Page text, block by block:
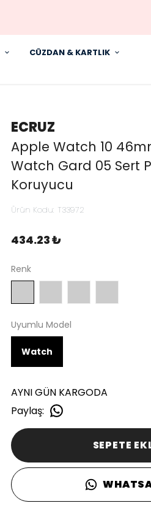
CÜZDAN & KARTLIK
ECRUZ
Apple Watch 10
Watch Gard 05 Sert
Koruyucu
Ürün Kodu: T33972
434.23 ₺
Renk
Uyumlu Model
Watch
AYNI GÜN KARGODA
Paylaş:
SEPETE